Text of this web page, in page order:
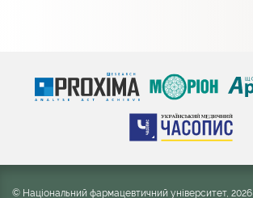
© Національний фармацевтичний університет, 2026